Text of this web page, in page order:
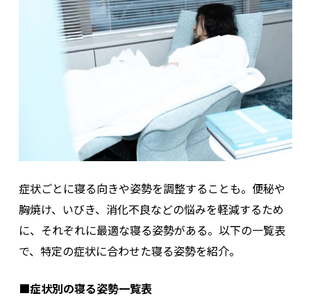
症状ごとに寝る向きや姿勢を調整することも。便秘や
胸焼け、いびき、消化不良などの悩みを軽減するため
に、それぞれに最適な寝る姿勢がある。以下の一覧表
で、特定の症状に合わせた寝る姿勢を紹介。
■症状別の寝る姿勢一覧表